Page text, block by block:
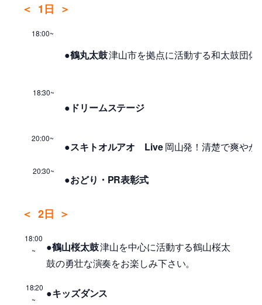
＜ 1日 ＞
18:00~
●鶴丸太鼓津山市を拠点に活動する和太鼓団
18:30~
●ドリームステージ
20:00~
●スキトオルアオ Live岡山発！清楚で爽や
20:30~
●おどり・PR表彰式
＜ 2日 ＞
18:00
~
●鶴山桜太鼓津山を中心に活動する鶴山桜太
鼓の勇壮な演奏をお楽しみ下さい。
18:20
~
●キッズダンス